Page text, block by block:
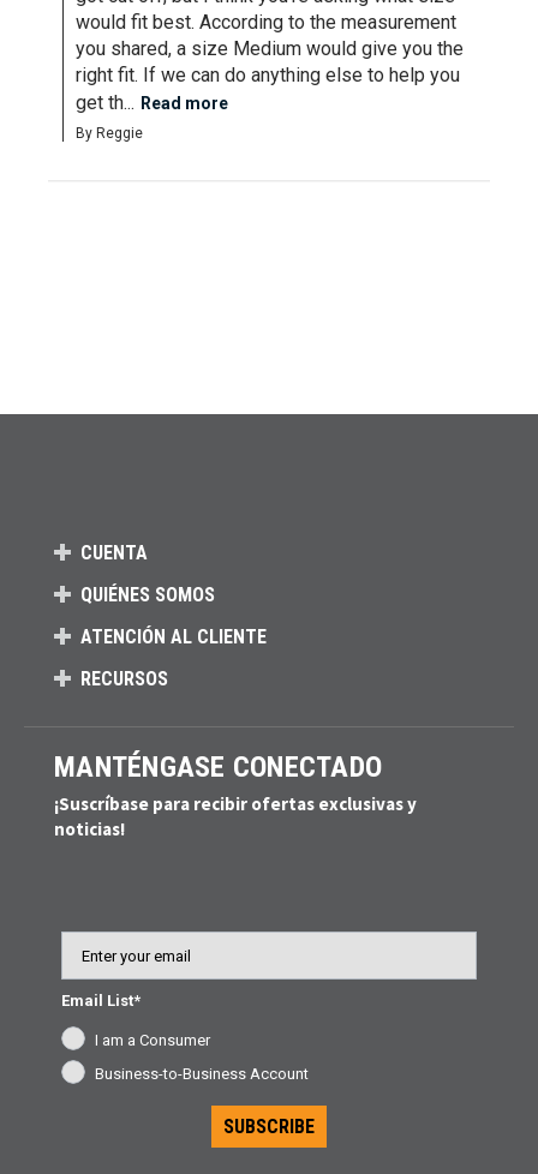
would fit best. According to the measurement
you shared, a size Medium would give you the
right fit. If we can do anything else to help you
get th... Read more
By Reggie
CUENTA
QUIÉNES SOMOS
ATENCIÓN AL CLIENTE
RECURSOS
MANTÉNGASE CONECTADO
¡Suscríbase para recibir ofertas exclusivas y
noticias!
Email List*
I am a Consumer
Business-to-Business Account
SUBSCRIBE